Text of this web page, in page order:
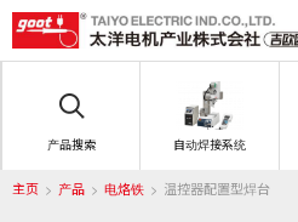
产品搜索 自动焊接系统
主页 产品 电烙铁 温控器配置型焊台